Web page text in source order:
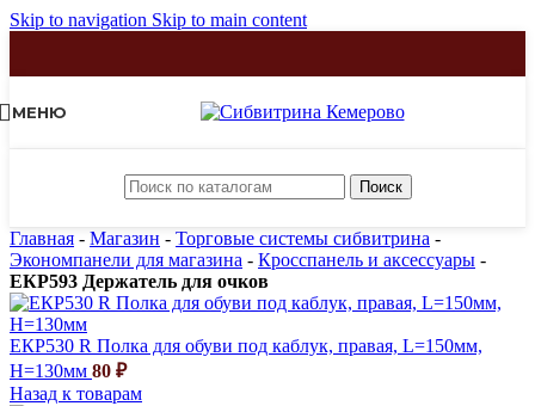
Skip to navigation Skip to main content
МЕНЮ
Поиск
Главная - Магазин - Торговые системы сибвитрина -
Экономпанели для магазина - Кросспанель и аксессуары -
ЕКР593 Держатель для очков
ЕКР530 R Полка для обуви под каблук, правая, L=150мм,
Н=130мм 80 ₽
Назад к товарам